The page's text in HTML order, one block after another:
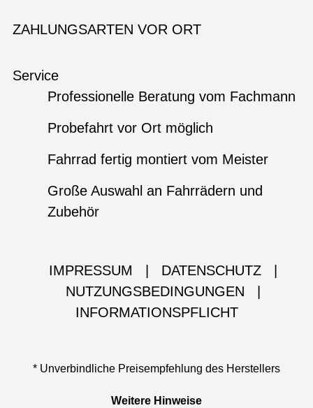
ZAHLUNGSARTEN VOR ORT
Service
Professionelle Beratung vom Fachmann
Probefahrt vor Ort möglich
Fahrrad fertig montiert vom Meister
Große Auswahl an Fahrrädern und
Zubehör
IMPRESSUM DATENSCHUTZ
NUTZUNGSBEDINGUNGEN
INFORMATIONSPFLICHT
* Unverbindliche Preisempfehlung des Herstellers
Weitere Hinweise